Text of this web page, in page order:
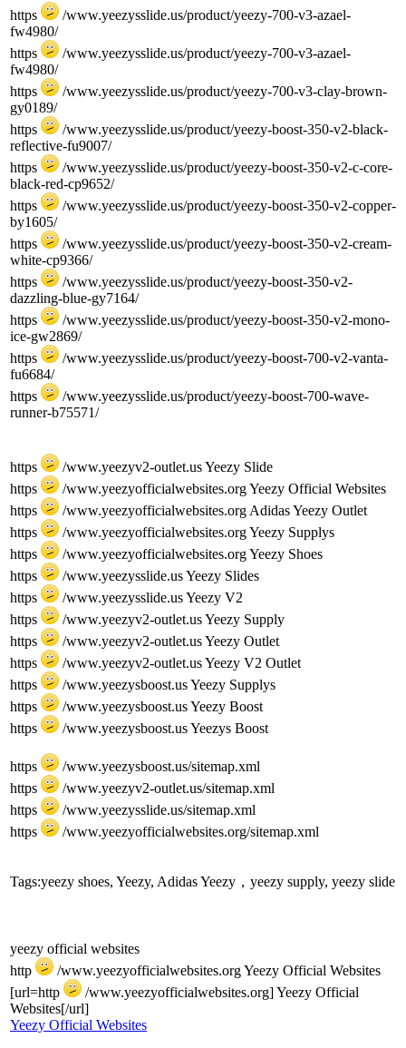
https
/www.yeezysslide.us/product/yeezy-700-v3-azael-
fw4980/
https
/www.yeezysslide.us/product/yeezy-700-v3-azael-
fw4980/
https
/www.yeezysslide.us/product/yeezy-700-v3-clay-brown-
gy0189/
https
/www.yeezysslide.us/product/yeezy-boost-350-v2-black-
reflective-fu9007/
https
/www.yeezysslide.us/product/yeezy-boost-350-v2-c-core-
black-red-cp9652/
https
/www.yeezysslide.us/product/yeezy-boost-350-v2-copper-
by1605/
https
/www.yeezysslide.us/product/yeezy-boost-350-v2-cream-
white-cp9366/
https
/www.yeezysslide.us/product/yeezy-boost-350-v2-
dazzling-blue-gy7164/
https
/www.yeezysslide.us/product/yeezy-boost-350-v2-mono-
ice-gw2869/
https
/www.yeezysslide.us/product/yeezy-boost-700-v2-vanta-
fu6684/
https
/www.yeezysslide.us/product/yeezy-boost-700-wave-
runner-b75571/
https
/www.yeezyv2-outlet.us Yeezy Slide
https
/www.yeezyofficialwebsites.org Yeezy Official Websites
https
/www.yeezyofficialwebsites.org Adidas Yeezy Outlet
https
/www.yeezyofficialwebsites.org Yeezy Supplys
https
/www.yeezyofficialwebsites.org Yeezy Shoes
https
/www.yeezysslide.us Yeezy Slides
https
/www.yeezysslide.us Yeezy V2
https
/www.yeezyv2-outlet.us Yeezy Supply
https
/www.yeezyv2-outlet.us Yeezy Outlet
https
/www.yeezyv2-outlet.us Yeezy V2 Outlet
https
/www.yeezysboost.us Yeezy Supplys
https
/www.yeezysboost.us Yeezy Boost
https
/www.yeezysboost.us Yeezys Boost
https
/www.yeezysboost.us/sitemap.xml
https
/www.yeezyv2-outlet.us/sitemap.xml
https
/www.yeezysslide.us/sitemap.xml
https
/www.yeezyofficialwebsites.org/sitemap.xml
Tags:yeezy shoes, Yeezy, Adidas Yeezy，yeezy supply, yeezy slide
yeezy official websites
http
/www.yeezyofficialwebsites.org Yeezy Official Websites
[url=http
/www.yeezyofficialwebsites.org] Yeezy Official
Websites[/url]
Yeezy Official Websites